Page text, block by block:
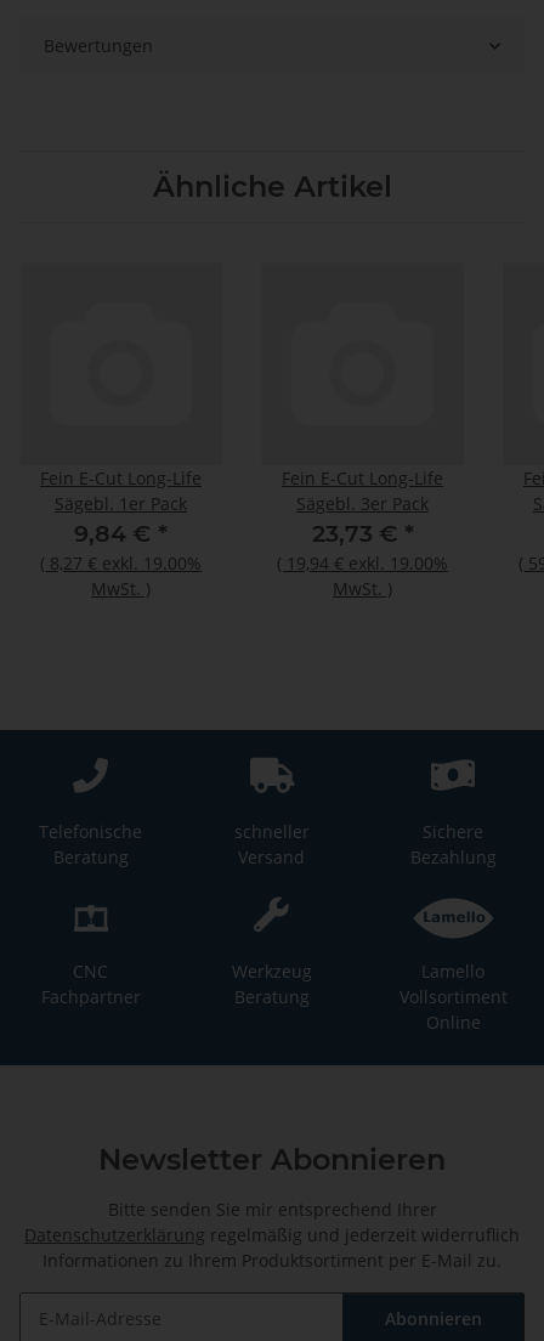
Bewertungen
Ähnliche Artikel
Fein E-Cut Long-Life
Sägebl. 1er Pack
9,84 € *
( 8,27 € exkl. 19.00%
MwSt. )
Fein E-Cut Long-Life
Sägebl. 3er Pack
23,73 € *
( 19,94 € exkl. 19.00%
MwSt. )
(
Telefonische
Beratung
schneller
Versand
Sichere
Bezahlung
CNC
Fachpartner
Werkzeug
Beratung
Lamello
Vollsortiment
Online
Newsletter Abonnieren
Bitte senden Sie mir entsprechend Ihrer
Datenschutzerklärung regelmäßig und jederzeit widerruflich
Informationen zu Ihrem Produktsortiment per E-Mail zu.
Abonnieren